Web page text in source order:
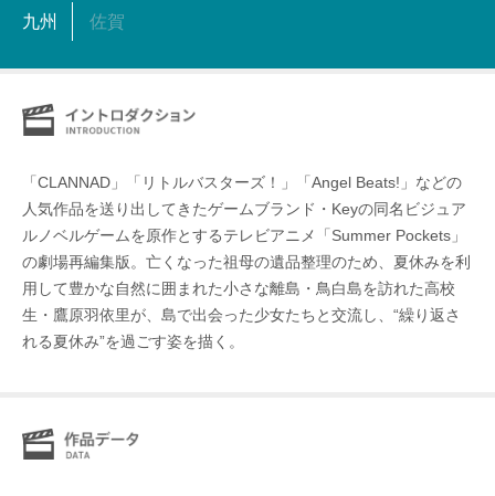
九州 佐賀
「CLANNAD」「リトルバスターズ！」「Angel Beats!」などの
人気作品を送り出してきたゲームブランド・Keyの同名ビジュア
ルノベルゲームを原作とするテレビアニメ「Summer Pockets」
の劇場再編集版。亡くなった祖母の遺品整理のため、夏休みを利
用して豊かな自然に囲まれた小さな離島・鳥白島を訪れた高校
生・鷹原羽依里が、島で出会った少女たちと交流し、“繰り返さ
れる夏休み”を過ごす姿を描く。